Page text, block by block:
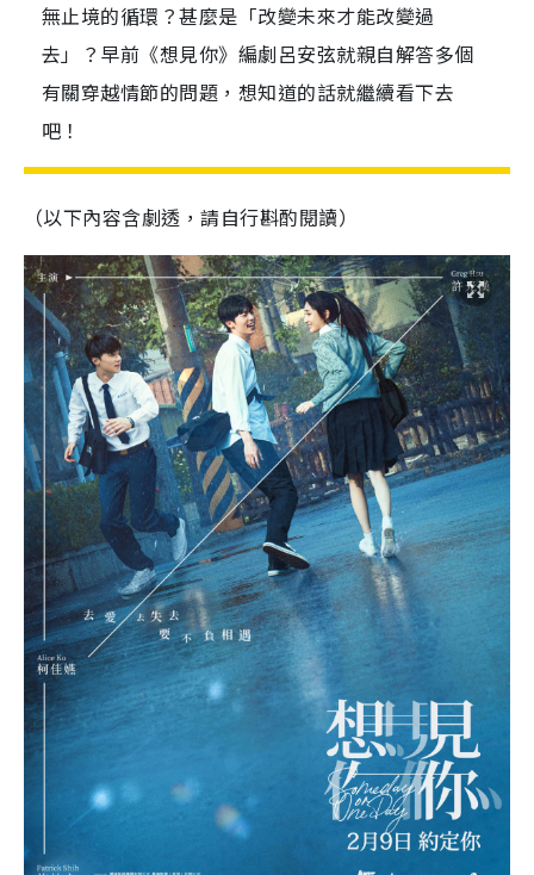
無止境的循環？甚麼是「改變未來才能改變過
去」？早前《想見你》編劇呂安弦就親自解答多個
有關穿越情節的問題，想知道的話就繼續看下去
吧！
（以下內容含劇透，請自行斟酌閱讀）